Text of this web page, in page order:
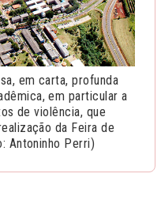
em carta, profunda
em particular a
de violência, que
da Feira de
Antoninho Perri)